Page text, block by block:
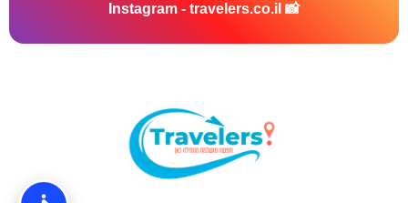
📸 Instagram - travelers.co.il